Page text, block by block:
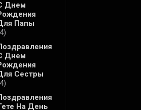
Днем
Папы
Днем
Сестры
На День